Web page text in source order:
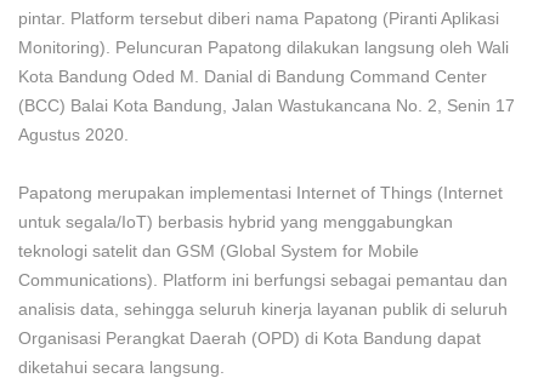
pintar. Platform tersebut diberi nama Papatong (Piranti Aplikasi
Monitoring). Peluncuran Papatong dilakukan langsung oleh Wali
Kota Bandung Oded M. Danial di Bandung Command Center
(BCC) Balai Kota Bandung, Jalan Wastukancana No. 2, Senin 17
Agustus 2020.
Papatong merupakan implementasi Internet of Things (Internet
untuk segala/IoT) berbasis hybrid yang menggabungkan
teknologi satelit dan GSM (Global System for Mobile
Communications). Platform ini berfungsi sebagai pemantau dan
analisis data, sehingga seluruh kinerja layanan publik di seluruh
Organisasi Perangkat Daerah (OPD) di Kota Bandung dapat
diketahui secara langsung.